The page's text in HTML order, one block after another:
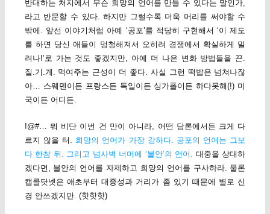
반대하는 처지에서 무슨 희망의 언어를 만들 수 있다는 말인가,
라고 반문할 수 있다. 하지만 그럴수록 더욱 머리를 써야할 수
밖에. 앞선 이야기처럼 아예 ‘공포’를 적당히 구현해서 ‘이 제도
를 하면 당신 애들이 멍청해져서 오히려 경쟁에서 확실하게 밀
려나!’로 가는 것도 좋겠지만, 아예 더 나은 변화 방법들을 끈.
질.기.게. 먹여주는 근성이 더 좋다. 사실 그런 떡밥은 넘쳐나잖
아… 스웨덴이든 프랑스든 독일이든 싱가폴이든 하다못해(!) 미
국이든 어디든.
!@#… 뭐 비단 이번 건 만이 아니라, 어떤 담론에서든 크게 다
르지 않을 터. 희망의 언어가 가장 강하다. 공포의 언어는 그보
다 한참 뒤. 그리고 넘사벽 너머에 ‘불안’의 언어. 대중을 상대하
겠다면, 불안의 언어를 자제하고 희망의 언어를 구사하라. 물론
캡콜닷넷은 애초부터 대중성과 거리가 좀 있기 때문에 별로 신
경 안쓰겠지만. (핫핫핫)